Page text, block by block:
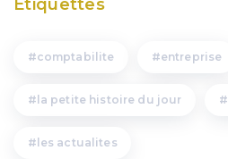
Étiquettes
comptabilite entreprise
la petite histoire du jour
les actualites